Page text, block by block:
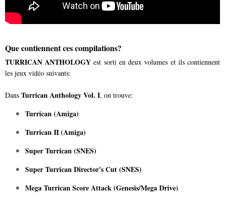
Que contiennent ces compilations?
TURRICAN ANTHOLOGY est sorti en deux volumes et ils contiennent
les jeux vidéo suivants:
Dans Turrican Anthology Vol. I, on trouve:
Turrican (Amiga)
Turrican II (Amiga)
Super Turrican (SNES)
Super Turrican Director's Cut (SNES)
Mega Turrican Score Attack (Genesis/Mega Drive)